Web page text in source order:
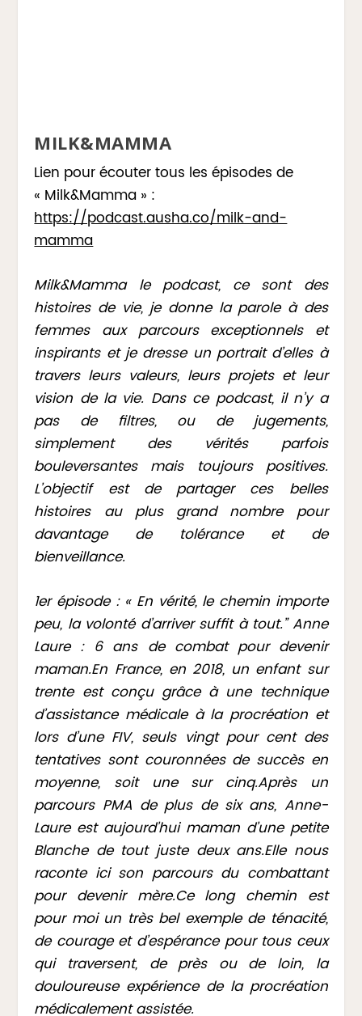
MILK&MAMMA
Lien pour écouter tous les épisodes de
« Milk&Mamma » :
https://podcast.ausha.co/milk-and-
mamma
Milk&Mamma le podcast, ce sont des
histoires de vie, je donne la parole à des
femmes aux parcours exceptionnels et
inspirants et je dresse un portrait d’elles à
travers leurs valeurs, leurs projets et leur
vision de la vie. Dans ce podcast, il n’y a
pas de filtres, ou de jugements,
simplement des vérités parfois
bouleversantes mais toujours positives.
L’objectif est de partager ces belles
histoires au plus grand nombre pour
davantage de tolérance et de
bienveillance.
1er épisode : « En vérité, le chemin importe
peu, la volonté d’arriver suffit à tout.” Anne
Laure : 6 ans de combat pour devenir
maman.En France, en 2018, un enfant sur
trente est conçu grâce à une technique
d’assistance médicale à la procréation et
lors d’une FIV, seuls vingt pour cent des
tentatives sont couronnées de succès en
moyenne, soit une sur cinq.Après un
parcours PMA de plus de six ans, Anne-
Laure est aujourd’hui maman d’une petite
Blanche de tout juste deux ans.Elle nous
raconte ici son parcours du combattant
pour devenir mère.Ce long chemin est
pour moi un très bel exemple de ténacité,
de courage et d’espérance pour tous ceux
qui traversent, de près ou de loin, la
douloureuse expérience de la procréation
médicalement assistée.